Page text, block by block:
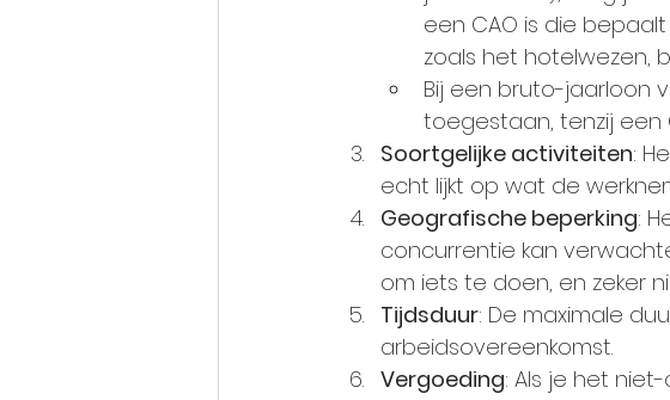
een CAO is die
zoals het hotelwezen,
Bij een bruto-jaarloon
toegestaan, tenzij een
Soortgelijke activiteiten:
echt lijkt op wat de
Geografische beperking:
concurrentie kan
om iets te doen, en zeker
Tijdsduur: De maximale
arbeidsovereenkomst.
Vergoeding: Als je het